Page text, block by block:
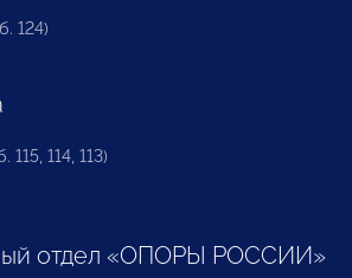
124)
115, 114, 113)
отдел «ОПОРЫ РОССИИ»